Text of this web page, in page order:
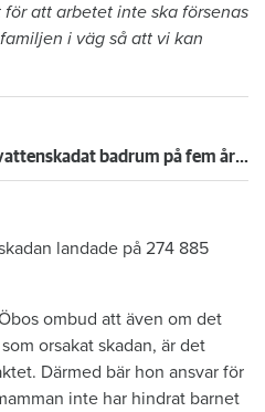
att arbetet inte ska försenas
i väg så att vi kan
Anmälde inte vattenskadat badrum på fem år – krävs på 125 000 kronor
landade på 274 885
ombud att även om det
orsakat skadan, är det
Därmed bär hon ansvar för
inte har hindrat barnet